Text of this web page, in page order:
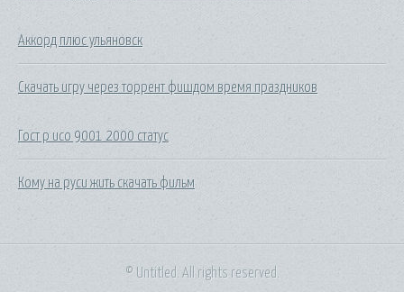
Аккорд плюс ульяновск
Скачать игру через торрент фишдом время праздников
Гост р исо 9001 2000 статус
Кому на руси жить скачать фильм
© Untitled. All rights reserved.